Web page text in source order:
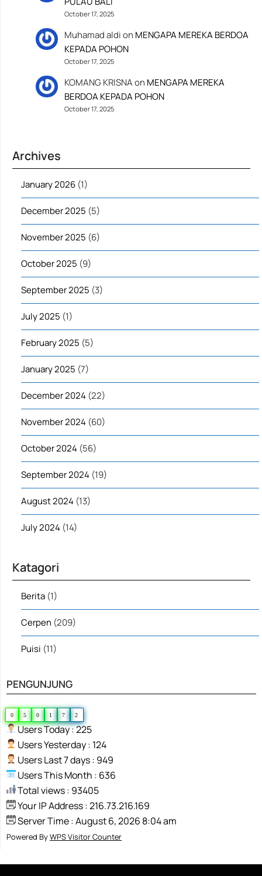
October 17, 2025
Muhamad aldion MENGAPA MEREKA BERDOA
KEPADA POHON
October 17, 2025
KOMANG KRISNAon MENGAPA MEREKA
BERDOA KEPADA POHON
October 17, 2025
Archives
January 2026 (1)
December 2025 (5)
November 2025 (6)
October 2025 (9)
September 2025 (3)
July 2025 (1)
February 2025 (5)
January 2025 (7)
December 2024 (22)
November 2024 (60)
October 2024 (56)
September 2024 (19)
August 2024 (13)
July 2024 (14)
Katagori
Berita (1)
Cerpen (209)
Puisi (11)
PENGUNJUNG
0 5 0 1 7 2
Users Today : 225
Users Yesterday : 124
Users Last 7 days : 949
Users This Month : 636
Total views : 93405
Your IP Address : 216.73.216.169
Server Time : August 6, 2026 8:04 am
Powered ByWPS Visitor Counter